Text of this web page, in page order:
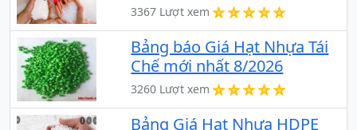
3367 Lượt xem
Bảng báo Giá Hạt Nhựa Tái
Chế mới nhất 8/2026
3260 Lượt xem
Bảng Giá Hạt Nhựa HDPE